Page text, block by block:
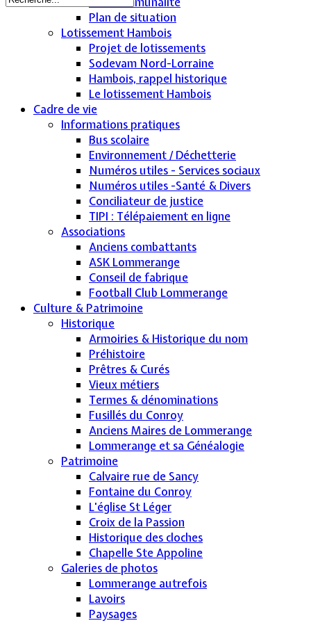
Plan de situation
Lotissement Hambois
Projet de lotissements
Sodevam Nord-Lorraine
Hambois, rappel historique
Le lotissement Hambois
Cadre de vie
Informations pratiques
Bus scolaire
Environnement / Déchetterie
Numéros utiles - Services sociaux
Numéros utiles -Santé & Divers
Conciliateur de justice
TIPI : Télépaiement en ligne
Associations
Anciens combattants
ASK Lommerange
Conseil de fabrique
Football Club Lommerange
Culture & Patrimoine
Historique
Armoiries & Historique du nom
Préhistoire
Prêtres & Curés
Vieux métiers
Termes & dénominations
Fusillés du Conroy
Anciens Maires de Lommerange
Lommerange et sa Généalogie
Patrimoine
Calvaire rue de Sancy
Fontaine du Conroy
L'église St Léger
Croix de la Passion
Historique des cloches
Chapelle Ste Appoline
Galeries de photos
Lommerange autrefois
Lavoirs
Paysages